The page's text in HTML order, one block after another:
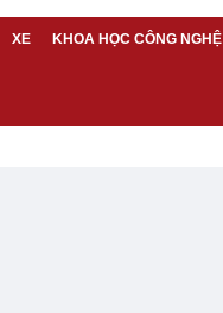
XE KHOA HỌC CÔNG NGHỆ